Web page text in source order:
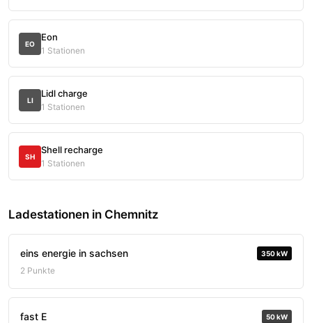
EO
Eon
1 Stationen
LI
Lidl charge
1 Stationen
SH
Shell recharge
1 Stationen
Ladestationen in Chemnitz
eins energie in sachsen 350 kW
2 Punkte
fast E 50 kW